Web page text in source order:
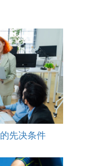
先决条件